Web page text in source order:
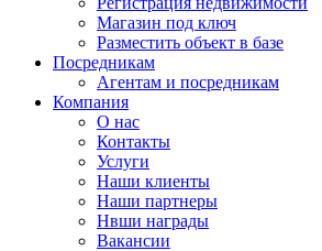
Магазин под ключ
Разместить объект в базе
Посредникам
Агентам и посредникам
Компания
О нас
Контакты
Услуги
Наши клиенты
Наши партнеры
Нвши награды
Вакансии